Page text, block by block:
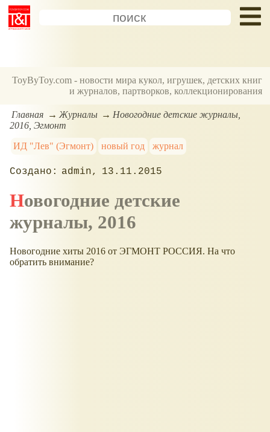
ToyByToy.com - новости мира кукол, игрушек, детских книг
и журналов, партворков, коллекционирования
Главная Журналы
Новогодние детские журналы,
2016, Эгмонт
ИД "Лев" (Эгмонт)
новый год журнал
admin 13.11.2015
Новогодние детские
журналы, 2016
Новогодние хиты 2016 от ЭГМОНТ РОССИЯ. На что
обратить внимание?